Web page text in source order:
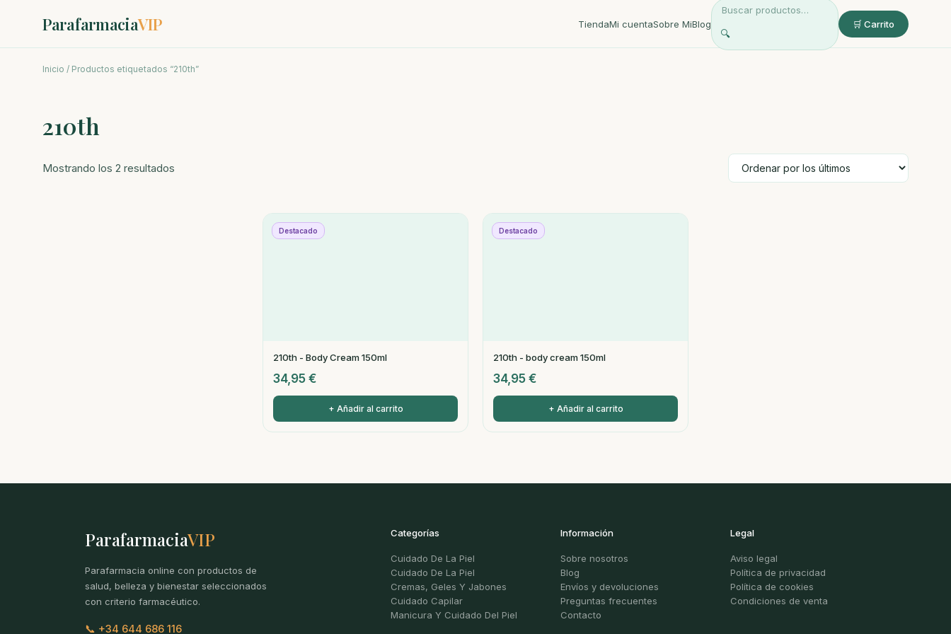
ParafarmaciaVIP TiendaMi cuentaSobre MiBlog
🔍
🛒 Carrito
Inicio / Productos etiquetados “210th”
210th
Mostrando los 2 resultados
Destacado
210th - Body Cream 150ml
34,95 €
+ Añadir al carrito
Destacado
210th - body cream 150ml
34,95 €
+ Añadir al carrito
ParafarmaciaVIP
Parafarmacia online con productos de
salud, belleza y bienestar seleccionados
con criterio farmacéutico.
📞 +34 644 686 116
Categorías
Cuidado De La Piel
Cuidado De La Piel
Cremas, Geles Y Jabones
Cuidado Capilar
Manicura Y Cuidado Del Piel
Información
Sobre nosotros
Blog
Envíos y devoluciones
Preguntas frecuentes
Contacto
Legal
Aviso legal
Política de privacidad
Política de cookies
Condiciones de venta